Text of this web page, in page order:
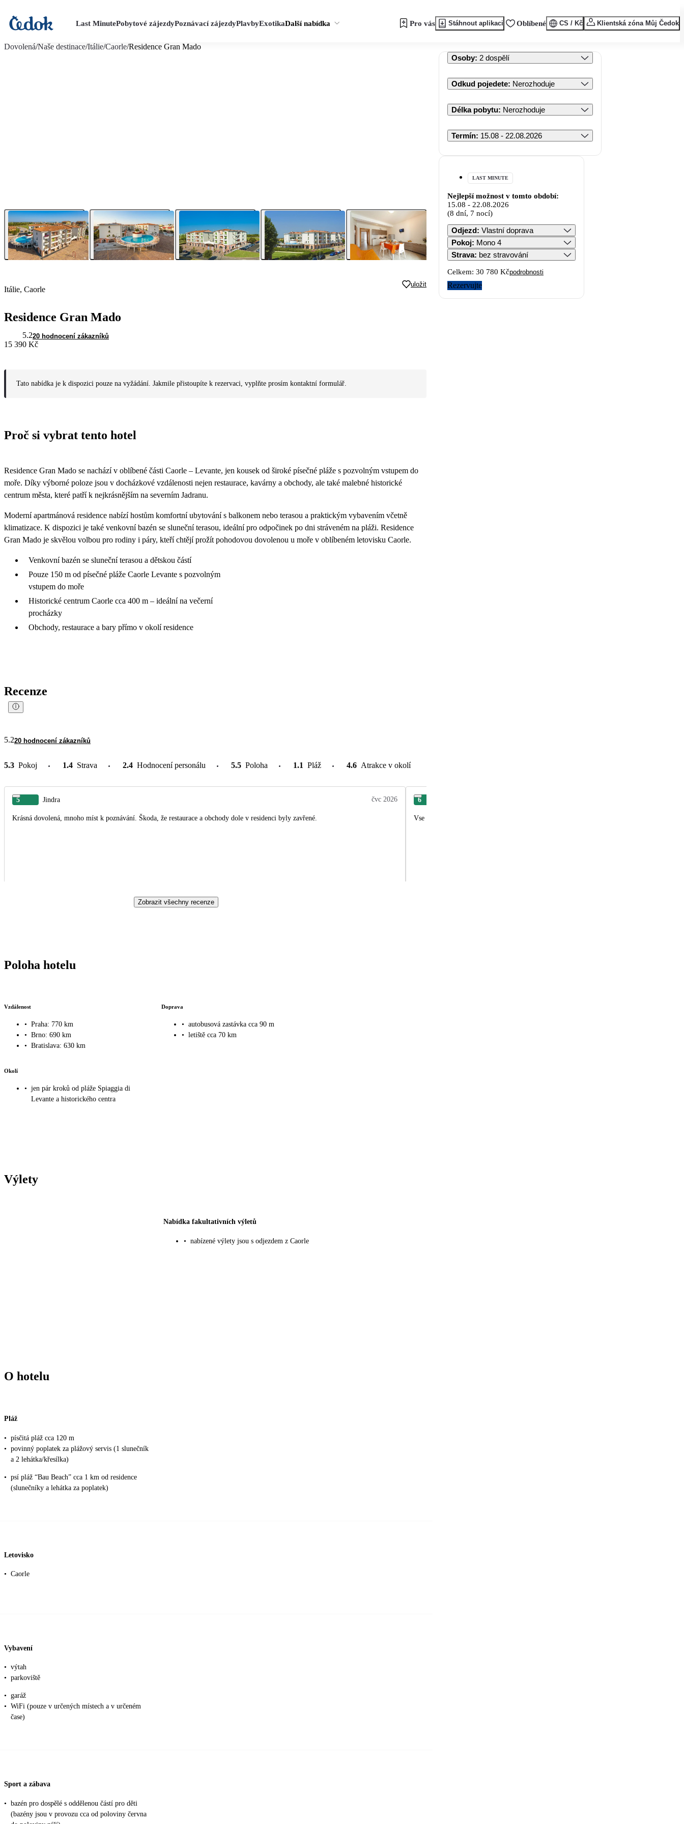
Last MinutePobytové zájezdyPoznávací zájezdyPlavbyExotikaDalší nabídka Pro vás Stáhnout aplikaci Oblíbené CS / Kč Klientská zóna Můj Čedok
Dovolená/Naše destinace/Itálie/Caorle/Residence Gran Mado
Itálie, Caorle
uložit
Residence Gran Mado
5.220 hodnocení zákazníků
15 390 Kč
Tato nabídka je k dispozici pouze na vyžádání. Jakmile přistoupíte k rezervaci, vyplňte prosím kontaktní formulář.
Proč si vybrat tento hotel
Residence Gran Mado se nachází v oblíbené části Caorle – Levante, jen kousek od široké písečné pláže s pozvolným vstupem do
moře. Díky výborné poloze jsou v docházkové vzdálenosti nejen restaurace, kavárny a obchody, ale také malebné historické
centrum města, které patří k nejkrásnějším na severním Jadranu.
Moderní apartmánová residence nabízí hostům komfortní ubytování s balkonem nebo terasou a praktickým vybavením včetně
klimatizace. K dispozici je také venkovní bazén se sluneční terasou, ideální pro odpočinek po dni stráveném na pláži. Residence
Gran Mado je skvělou volbou pro rodiny i páry, kteří chtějí prožít pohodovou dovolenou u moře v oblíbeném letovisku Caorle.
Venkovní bazén se sluneční terasou a dětskou částí
Pouze 150 m od písečné pláže Caorle Levante s pozvolným
vstupem do moře
Historické centrum Caorle cca 400 m – ideální na večerní
procházky
Obchody, restaurace a bary přímo v okolí residence
Recenze
5.220 hodnocení zákazníků
5.3 Pokoj 1.4 Strava 2.4 Hodnocení personálu 5.5 Poloha 1.1 Pláž 4.6 Atrakce v okolí
5 Jindra čvc 2026
Krásná dovolená, mnoho míst k poznávání. Škoda, že restaurace a obchody dole v residenci byly zavřené.
6
Vse bylo super, hezka residence s bazenem, v apartmanu krasne cisto, dobra poloha, na plaz
Zobrazit všechny recenze
Poloha hotelu
Vzdálenost
• Praha: 770 km
• Brno: 690 km
• Bratislava: 630 km
Doprava
• autobusová zastávka cca 90 m
• letiště cca 70 km
Okolí
• jen pár kroků od pláže Spiaggia di
Levante a historického centra
Výlety
Nabídka fakultativních výletů
• nabízené výlety jsou s odjezdem z Caorle
O hotelu
Pláž
• písčitá pláž cca 120 m
• povinný poplatek za plážový servis (1 slunečník
a 2 lehátka/křesílka)
• psí pláž “Bau Beach” cca 1 km od residence
(slunečníky a lehátka za poplatek)
Letovisko
• Caorle
Vybavení
• výtah
• parkoviště
• garáž
• WiFi (pouze v určených místech a v určeném
čase)
Sport a zábava
• bazén pro dospělé s oddělenou částí pro děti
(bazény jsou v provozu cca od poloviny června
Osoby: 2 dospělí
Odkud pojedete: Nerozhoduje
Délka pobytu: Nerozhoduje
Termín: 15.08 - 22.08.2026
LAST MINUTE
Nejlepší možnost v tomto období:
15.08 - 22.08.2026
(8 dní, 7 nocí)
Odjezd: Vlastní doprava
Pokoj: Mono 4
Strava: bez stravování
Celkem: 30 780 Kčpodrobnosti
Rezervujte